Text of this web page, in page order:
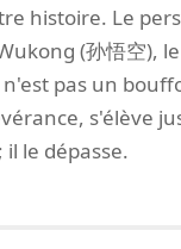
histoire. Le
(孙悟空),
pas un
s'élève
le dépasse.